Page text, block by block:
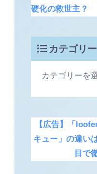
硬化の救世主？
カテゴリー
【広告】「
キュー」の違
目で